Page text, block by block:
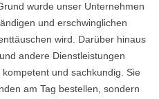
wurde unser Unternehmen
und erschwinglichen
wird. Darüber hinaus
andere Dienstleistungen
und sachkundig. Sie
am Tag bestellen, sondern